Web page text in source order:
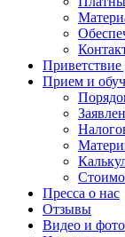
Приветствие
Прием и
Пресса о нас
Отзывы
Видео и фото